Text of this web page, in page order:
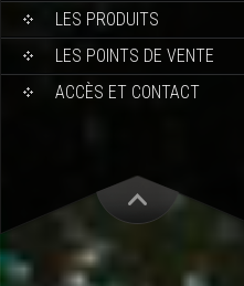
LES PRODUITS
LES POINTS DE VENTE
ACCÈS ET CONTACT